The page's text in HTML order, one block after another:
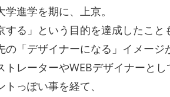
学進学を期に、上京。
する」という目的を達成したこと
の「デザイナーになる」イメージ
トレーターやWEBデザイナーと
トっぽい事を経て、